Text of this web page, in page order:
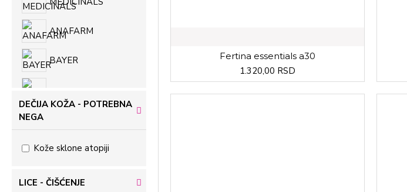
ANAFARM
BAYER
BEOPANAX BGD
BIOFAR
DEČIJA KOŽA - POTREBNA
NEGA
Kože sklone atopiji
LICE - ČIŠĆENJE
Fertina essentials a30
1.320,00 RSD